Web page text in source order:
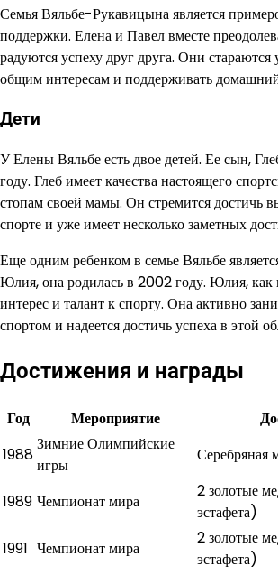
Семья Вяльбе-Рукавицына является
поддержки. Елена и Павел вместе
радуются успеху друг друга. Они стараются
общим инте­ресам и поддерживать
Дети
У Елены Вяльбе есть двое детей. Ее сын,
году. Глеб имеет качества настоящего
стопам своей мамы. Он стремится достичь
спорте и уже имеет несколько заметных
Еще одним ребенком в семье Вяльбе
Юлия, она родилась в 2002 году. Юлия, как
интерес и талант к спорту. Она активно
спортом и надеется достичь успеха в этой
Достижения и награды
Год Мероприятие
1988
Зимние Олимпийские
игры
Серебряная
1989 Чемпионат мира
2 золотые
эстафета)
1991 Чемпионат мира
2 золотые
эстафета)